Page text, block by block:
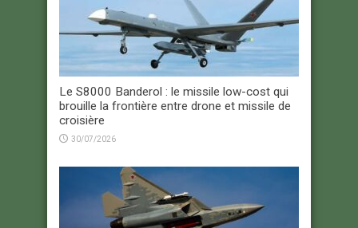
Le S8000 Banderol : le missile low-cost qui
brouille la frontière entre drone et missile de
croisière
30/07/2026